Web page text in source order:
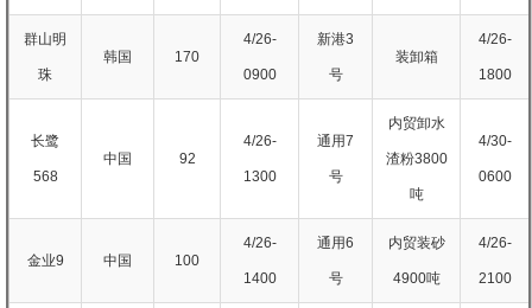
群山明
珠
韩国 170
4/26-
0900
新港3
号
装卸箱
4/26-
1800
长鹭
568
中国 92
4/26-
1300
通用7
号
内贸卸水
渣粉3800
吨
4/30-
0600
金业9 中国 100
4/26-
1400
通用6
号
内贸装砂
4900吨
4/26-
2100